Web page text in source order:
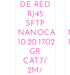
Variados
Bebés e
Cremes
Mamã
DE RED
RJ45
SFTP
NANOCABLE
10.20.1702-
GR
CAT.7/
2M/